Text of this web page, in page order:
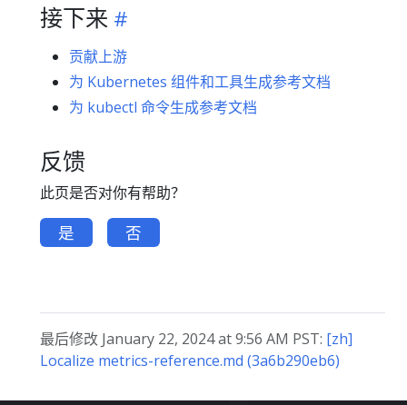
接下来
贡献上游
为 Kubernetes 组件和工具生成参考文档
为 kubectl 命令生成参考文档
反馈
此页是否对你有帮助？
是 否
最后修改 January 22, 2024 at 9:56 AM PST: [zh]
Localize metrics-reference.md (3a6b290eb6)